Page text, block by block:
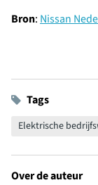
Bron: Nissan
Tags
Elektrische
Over de auteur